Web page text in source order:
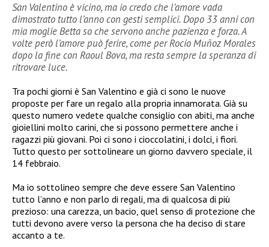
San Valentino è vicino, ma io credo che l’amore vada
dimostrato tutto l’anno con gesti semplici. Dopo 33 anni con
mia moglie Betta so che servono anche pazienza e forza. A
volte però l’amore può ferire, come per Rocío Muñoz Morales
dopo la fine con Raoul Bova, ma resta sempre la speranza di
ritrovare luce.
Tra pochi giorni è San Valentino e già ci sono le nuove
proposte per fare un regalo alla propria innamorata. Già su
questo numero vedete qualche consiglio con abiti, ma anche
gioiellini molto carini, che si possono permettere anche i
ragazzi più giovani. Poi ci sono i cioccolatini, i dolci, i fiori.
Tutto questo per sottolineare un giorno davvero speciale, il
14 febbraio.
Ma io sottolineo sempre che deve essere San Valentino
tutto l’anno e non parlo di regali, ma di qualcosa di più
prezioso: una carezza, un bacio, quel senso di protezione che
tutti devono avere verso la persona che ha deciso di stare
accanto a te.